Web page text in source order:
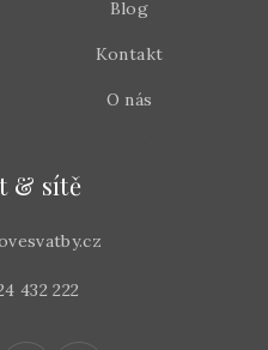
Blog
Kontakt
O nás
& sítě
432 222